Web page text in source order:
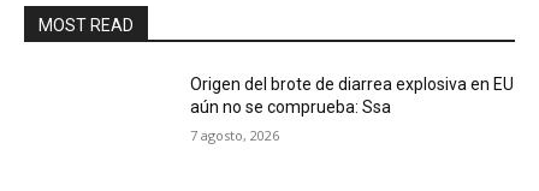
MOST READ
Origen del brote de diarrea explosiva en EU
aún no se comprueba: Ssa
7 agosto, 2026